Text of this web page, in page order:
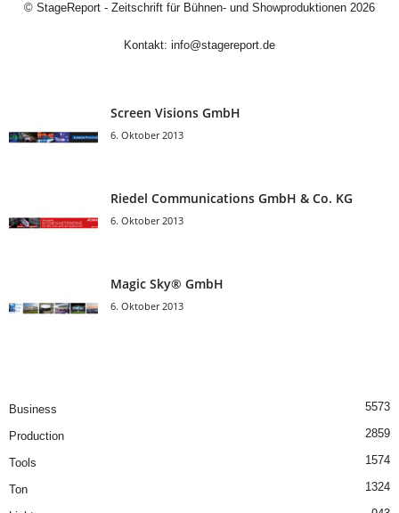
© StageReport - Zeitschrift für Bühnen- und Showproduktionen 2026
Kontakt: info@stagereport.de
Screen Visions GmbH
6. Oktober 2013
Riedel Communica­tions GmbH & Co. KG
6. Oktober 2013
Magic Sky® GmbH
6. Oktober 2013
Business 5573
Production 2859
Tools 1574
Ton 1324